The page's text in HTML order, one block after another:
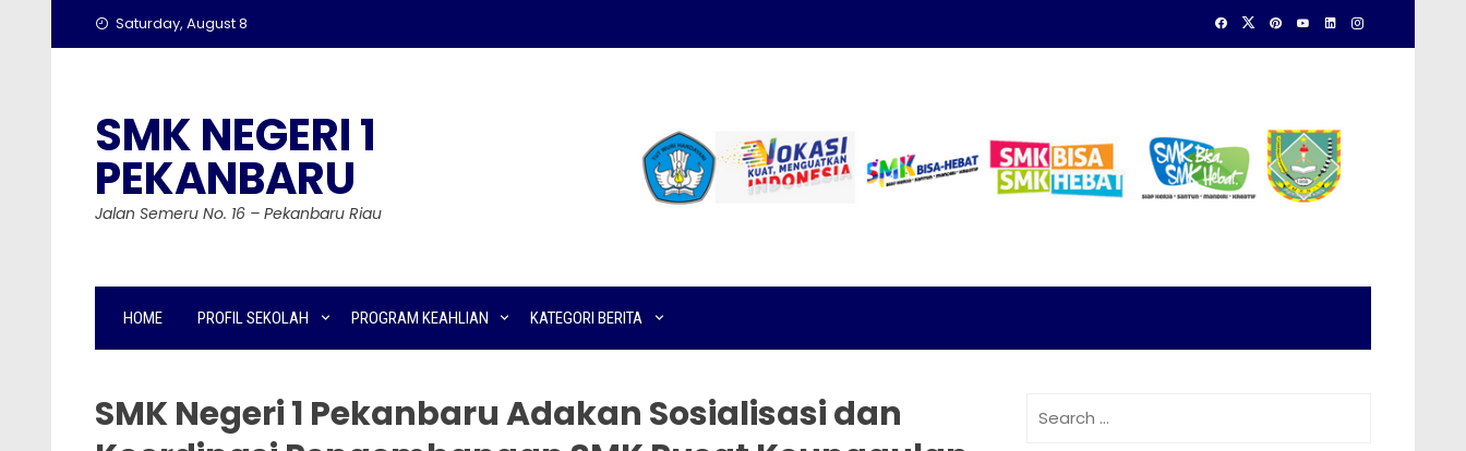
Saturday, August 8
SMK NEGERI 1
PEKANBARU
Jalan Semeru No. 16 – Pekanbaru Riau
HOME PROFIL SEKOLAH PROGRAM KEAHLIAN KATEGORI BERITA
SMK Negeri 1 Pekanbaru Adakan Sosialisasi dan
for: